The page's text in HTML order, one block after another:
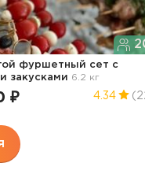
фуршетный сет с
закусками 6.2 кг
₽ 4.34